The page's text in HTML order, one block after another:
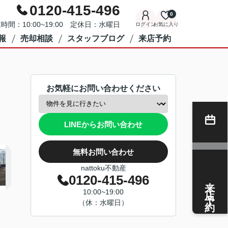
0120-415-496
間：10:00~19:00 定休日：水曜日 ログインお気に入り
0
売却相談 スタッフブログ 来店予約
お気軽にお問い合わせください
LINEからお問い合わせ
無料お問い合わせ
nattoku不動産
0120-415-496
10:00~19:00
（休：水曜日）
来店予約